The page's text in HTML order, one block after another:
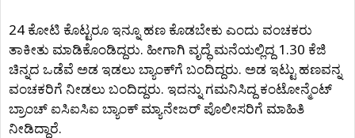
24 ಕೋಟಿ ಕೊಟ್ಟರೂ ಇನ್ನೂ ಹಣ ಕೊಡಬೇಕು ಎಂದು ವಂಚಕರು
ತಾಕೀತು ಮಾಡಿಕೊಂಡಿದ್ದರು. ಹೀಗಾಗಿ ವೃದ್ಧೆ ಮನೆಯಲ್ಲಿದ್ದ 1.30 ಕೆಜಿ
ಚಿನ್ನದ ಒಡೆವೆ ಅಡ ಇಡಲು ಬ್ಯಾಂಕ್‌ಗೆ ಬಂದಿದ್ದರು. ಅಡ ಇಟ್ಟು ಹಣವನ್ನ
ವಂಚಕರಿಗೆ ನೀಡಲು ಬಂದಿದ್ದರು. ಇದನ್ನು ಗಮನಿಸಿದ್ದ ಕಂಟೋನ್ಮೆಂಟ್
ಬ್ರಾಂಚ್ ಐಸಿಐಸಿಐ ಬ್ಯಾಂಕ್ ಮ್ಯಾನೇಜರ್ ಪೊಲೀಸರಿಗೆ ಮಾಹಿತಿ
ನೀಡಿದ್ದಾರೆ.